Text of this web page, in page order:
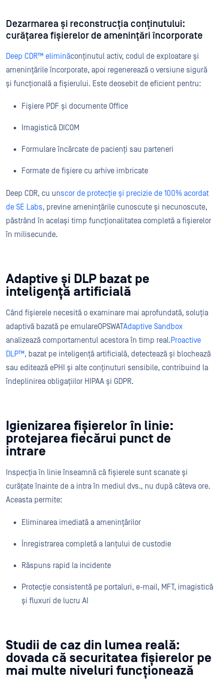
Dezarmarea și reconstrucția conținutului:
curățarea fișierelor de amenințări încorporate
Deep CDR™ eliminăconținutul activ, codul de exploatare și
amenințările încorporate, apoi regenerează o versiune sigură
și funcțională a fișierului. Este deosebit de eficient pentru:
Fișiere PDF și documente Office
Imagistică DICOM
Formulare încărcate de pacienți sau parteneri
Formate de fișiere cu arhive imbricate
Deep CDR, cu unscor de protecție și precizie de 100% acordat
de SE Labs, previne amenințările cunoscute și necunoscute,
păstrând în același timp funcționalitatea completă a fișierelor
în milisecunde.
Adaptive și DLP bazat pe
inteligență artificială
Când fișierele necesită o examinare mai aprofundată, soluția
adaptivă bazată pe emulareOPSWATAdaptive Sandbox
analizează comportamentul acestora în timp real.Proactive
DLP™, bazat pe inteligență artificială, detectează și blochează
sau editează ePHI și alte conținuturi sensibile, contribuind la
îndeplinirea obligațiilor HIPAA și GDPR.
Igienizarea fișierelor în linie:
protejarea fiecărui punct de
intrare
Inspecția în linie înseamnă că fișierele sunt scanate și
curățate înainte de a intra în mediul dvs., nu după câteva ore.
Aceasta permite:
Eliminarea imediată a amenințărilor
Înregistrarea completă a lanțului de custodie
Răspuns rapid la incidente
Protecție consistentă pe portaluri, e-mail, MFT, imagistică
și fluxuri de lucru AI
Studii de caz din lumea reală:
dovada că securitatea fișierelor pe
mai multe niveluri funcționează